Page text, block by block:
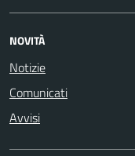
NOVITÀ
Notizie
Comunicati
Avvisi